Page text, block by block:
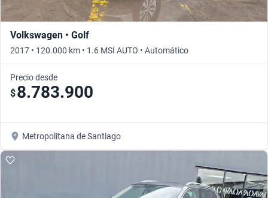
Volkswagen • Golf
2017 • 120.000 km • 1.6 MSI AUTO • Automático
Precio desde
$8.783.900
Metropolitana de Santiago